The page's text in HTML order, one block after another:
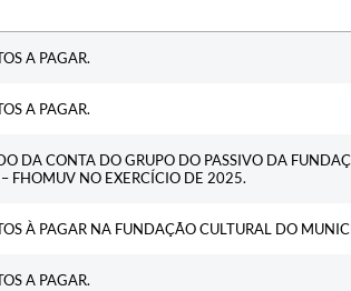
A PAGAR.
A PAGAR.
DA CONTA DO GRUPO DO PASSIVO DA
FHOMUV NO EXERCÍCIO DE 2025.
À PAGAR NA FUNDAÇÃO CULTURAL DO
A PAGAR.